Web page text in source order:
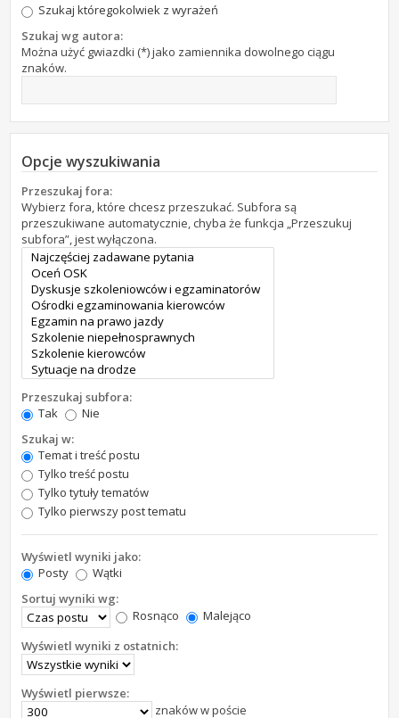
Szukaj któregokolwiek z wyrażeń
Szukaj wg autora:
Można użyć gwiazdki (*) jako zamiennika dowolnego ciągu
znaków.
Opcje wyszukiwania
Przeszukaj fora:
Wybierz fora, które chcesz przeszukać. Subfora są
przeszukiwane automatycznie, chyba że funkcja „Przeszukuj
subfora”, jest wyłączona.
Przeszukaj subfora:
Tak
Nie
Szukaj w:
Temat i treść postu
Tylko treść postu
Tylko tytuły tematów
Tylko pierwszy post tematu
Wyświetl wyniki jako:
Posty
Wątki
Sortuj wyniki wg:
Rosnąco
Malejąco
Wyświetl wyniki z ostatnich:
Wyświetl pierwsze:
znaków w poście